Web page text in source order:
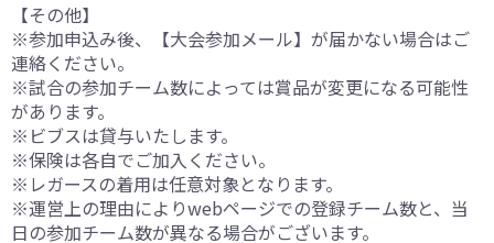
【その他】
※参加申込み後、【大会参加メール】が届かない場合はご
連絡ください。
※試合の参加チーム数によっては賞品が変更になる可能性
があります。
※ビブスは貸与いたします。
※保険は各自でご加入ください。
※レガースの着用は任意対象となります。
※運営上の理由によりwebページでの登録チーム数と、当
日の参加チーム数が異なる場合がございます。